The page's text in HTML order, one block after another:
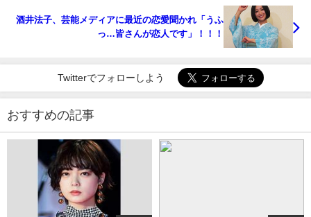
酒井法子、芸能メディアに最近の恋愛聞かれ「うふ
っ…皆さんが恋人です」！！！
Twitterでフォローしよう
おすすめの記事